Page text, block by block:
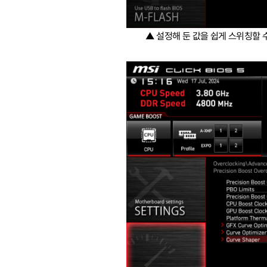
▲ 설정해 둔 값을 쉽게 스위칭할